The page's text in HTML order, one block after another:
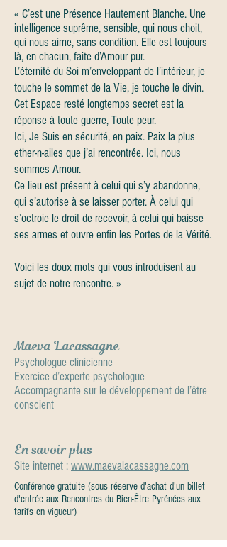
« C’est une Présence Hautement Blanche. Une
intelligence suprême, sensible, qui nous choit,
qui nous aime, sans condition. Elle est toujours
là, en chacun, faite d’Amour pur.
L’éternité du Soi m’enveloppant de l’intérieur, je
touche le sommet de la Vie, je touche le divin.
Cet Espace resté longtemps secret est la
réponse à toute guerre, Toute peur.
Ici, Je Suis en sécurité, en paix. Paix la plus
ether-n-ailes que j’ai rencontrée. Ici, nous
sommes Amour.
Ce lieu est présent à celui qui s’y abandonne,
qui s’autorise à se laisser porter. À celui qui
s’octroie le droit de recevoir, à celui qui baisse
ses armes et ouvre enfin les Portes de la Vérité.
Voici les doux mots qui vous introduisent au
sujet de notre rencontre. »
Maeva Lacassagne
Psychologue clinicienne
Exercice d’experte psychologue
Accompagnante sur le développement de l’être
conscient
En savoir plus
Site internet : www.maevalacassagne.com
Conférence gratuite (sous réserve d'achat d'un billet
d'entrée aux Rencontres du Bien-Être Pyrénées aux
tarifs en vigueur)